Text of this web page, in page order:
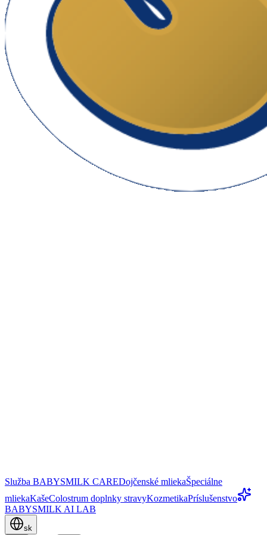
Služba BABYSMILK CAREDojčenské mliekaŠpeciálne
mliekaKašeColostrum doplnky stravyKozmetikaPríslušenstvo
BABYSMILK AI LAB
sk